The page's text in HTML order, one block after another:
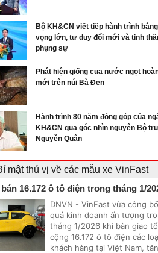
Bộ KH&CN viết tiếp hành trình
vọng lớn, tư duy đổi mới và tinh
phụng sự
Phát hiện giống cua nước ngọt
mới trên núi Bà Đen
Hành trình 80 năm đóng góp của
KH&CN qua góc nhìn nguyên Bộ
Nguyễn Quân
mật thú vị về các mẫu xe VinFast
16.172 ô tô điện trong tháng 1/
DNVN - VinFast vừa công
quả kinh doanh ấn tượng
tháng 1/2026 khi bàn giao
cộng 16.172 ô tô điện các
khách hàng tại Việt Nam,